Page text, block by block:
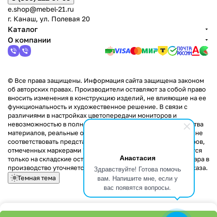
Анастасия
Здравствуйте! Готова помочь
вам. Напишите мне, если у
вас появятся вопросы.
e.shop@mebel-21.ru
г. Канаш, ул. Полевая 20
Каталог
О компании
© Все права защищены. Информация сайта защищена законом
об авторских правах. Производители оставляют за собой право
вносить изменения в конструкцию изделий, не влияющие на ее
функциональность и художественное решение. В связи с
различиями в настройках цветопередачи мониторов и
невозможностью в полной мере передать некоторые свойства
материалов, реальные оттенки и текстуры продукции могут не
соответствовать представленным на сайте. Стоимость товаров,
отмеченных маркерами "Скидка!" и "Акция!" распространяется
только на складские остатки. Стоимость заказа данного товара в
производство уточняется у менеджера при оформлении заказа.
Темная тема